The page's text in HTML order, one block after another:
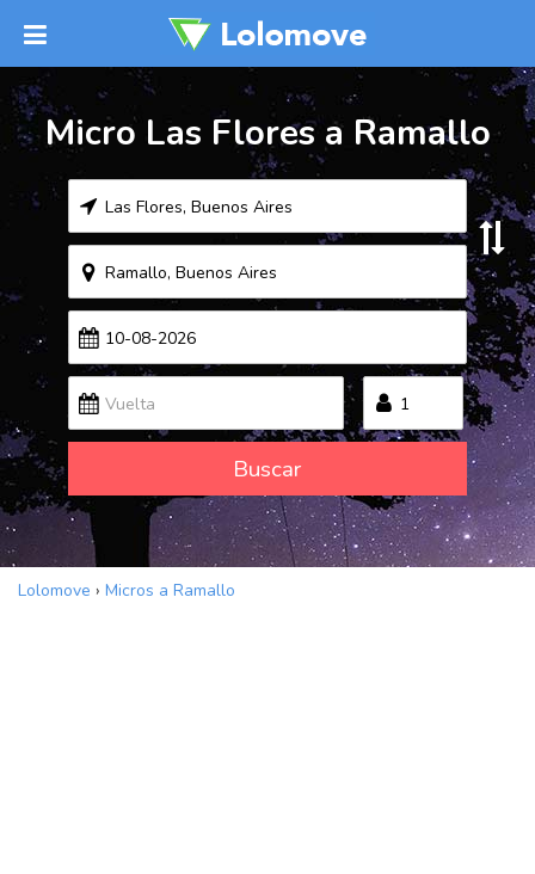
Micro Las Flores a Ramallo
Buscar
Lolomove › Micros a Ramallo